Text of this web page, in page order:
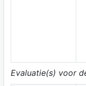
Evaluatie(s) voor